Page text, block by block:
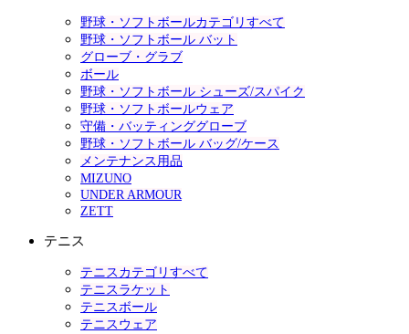
野球・ソフトボールカテゴリすべて
野球・ソフトボール バット
グローブ・グラブ
ボール
野球・ソフトボール シューズ/スパイク
野球・ソフトボールウェア
守備・バッティンググローブ
野球・ソフトボール バッグ/ケース
メンテナンス用品
MIZUNO
UNDER ARMOUR
ZETT
テニス
テニスカテゴリすべて
テニスラケット
テニスボール
テニスウェア